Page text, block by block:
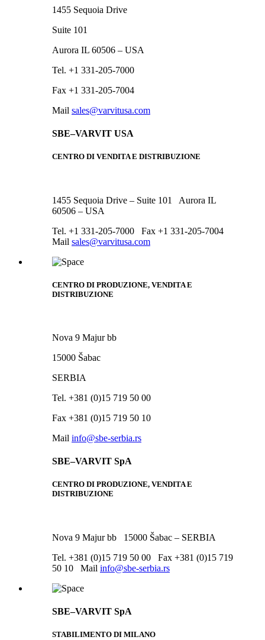
1455 Sequoia Drive
Suite 101
Aurora IL 60506 – USA
Tel. +1 331-205-7000
Fax +1 331-205-7004
Mail sales@varvitusa.com
SBE–VARVIT USA
CENTRO DI VENDITA E DISTRIBUZIONE
1455 Sequoia Drive – Suite 101 Aurora IL
60506 – USA
Tel. +1 331-205-7000 Fax +1 331-205-7004
Mail sales@varvitusa.com
CENTRO DI PRODUZIONE, VENDITA E
DISTRIBUZIONE
Nova 9 Majur bb
15000 Šabac
SERBIA
Tel. +381 (0)15 719 50 00
Fax +381 (0)15 719 50 10
Mail info@sbe-serbia.rs
SBE–VARVIT SpA
CENTRO DI PRODUZIONE, VENDITA E
DISTRIBUZIONE
Nova 9 Majur bb 15000 Šabac – SERBIA
Tel. +381 (0)15 719 50 00 Fax +381 (0)15 719
50 10 Mail info@sbe-serbia.rs
SBE–VARVIT SpA
STABILIMENTO DI MILANO